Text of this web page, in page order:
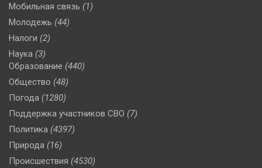
Мобильная связь (1)
Молодежь (44)
Налоги (2)
Наука (3)
Образование (440)
Общество (48)
Погода (1280)
Поддержка участников СВО (7)
Политика (4397)
Природа (16)
Происшествия (4530)